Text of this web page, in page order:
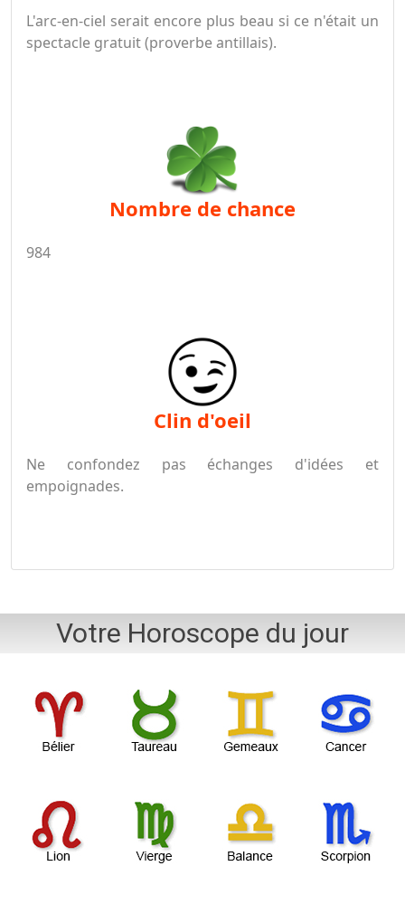
L'arc-en-ciel serait encore plus beau si ce n'était un
spectacle gratuit (proverbe antillais).
nombre de chance
984
clin d'oeil
Ne confondez pas échanges d'idées et
empoignades.
Votre Horoscope du jour